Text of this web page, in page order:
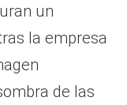
un
la empresa
de las